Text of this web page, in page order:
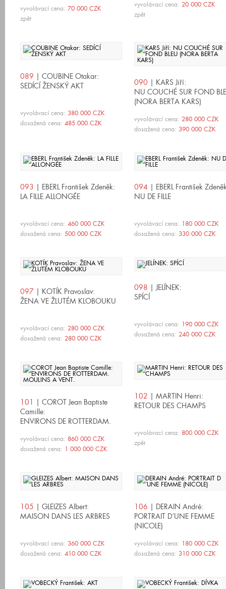
vyvolávací cena: 70 000 CZK
zpět
vyvolávací cena: 20 000 CZK
zpět
089 | COUBINE Otakar:
SEDÍCÍ ŽENSKÝ AKT
vyvolávací cena: 380 000 CZK
dosažená cena: 485 000 CZK
090 | KARS Jiří:
NU COUCHÉ SUR FOND
(NORA BERTA KARS)
vyvolávací cena: 280 000 CZK
dosažená cena: 390 000 CZK
093 | EBERL František Zdeněk:
LA FILLE ALLONGÉE
vyvolávací cena: 460 000 CZK
dosažená cena: 500 000 CZK
094 | EBERL František
NU DE FILLE
vyvolávací cena: 180 000 CZK
dosažená cena: 330 000 CZK
097 | KOTÍK Pravoslav:
ŽENA VE ŽLUTÉM KLOBOUKU
vyvolávací cena: 280 000 CZK
dosažená cena: 280 000 CZK
098 | JELÍNEK:
SPÍCÍ
vyvolávací cena: 190 000 CZK
dosažená cena: 240 000 CZK
101 | COROT Jean Baptiste
Camille:
ENVIRONS DE ROTTERDAM.
vyvolávací cena: 860 000 CZK
dosažená cena: 1 000 000 CZK
102 | MARTIN Henri:
RETOUR DES CHAMPS
vyvolávací cena: 800 000 CZK
zpět
105 | GLEIZES Albert:
MAISON DANS LES ARBRES
vyvolávací cena: 360 000 CZK
dosažená cena: 410 000 CZK
106 | DERAIN André:
PORTRAIT D´UNE FEMME
(NICOLE)
vyvolávací cena: 180 000 CZK
dosažená cena: 310 000 CZK